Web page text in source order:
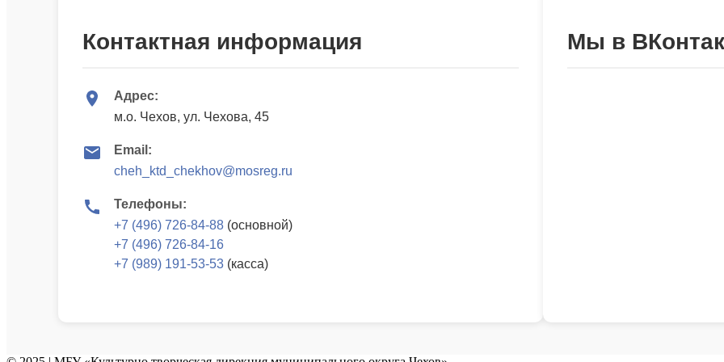
Контактная информация
Адрес:
м.о. Чехов, ул. Чехова, 45
Email:
cheh_ktd_chekhov@mosreg.ru
Телефоны:
+7 (496) 726-84-88 (основной)
+7 (496) 726-84-16
+7 (989) 191-53-53 (касса)
Мы в